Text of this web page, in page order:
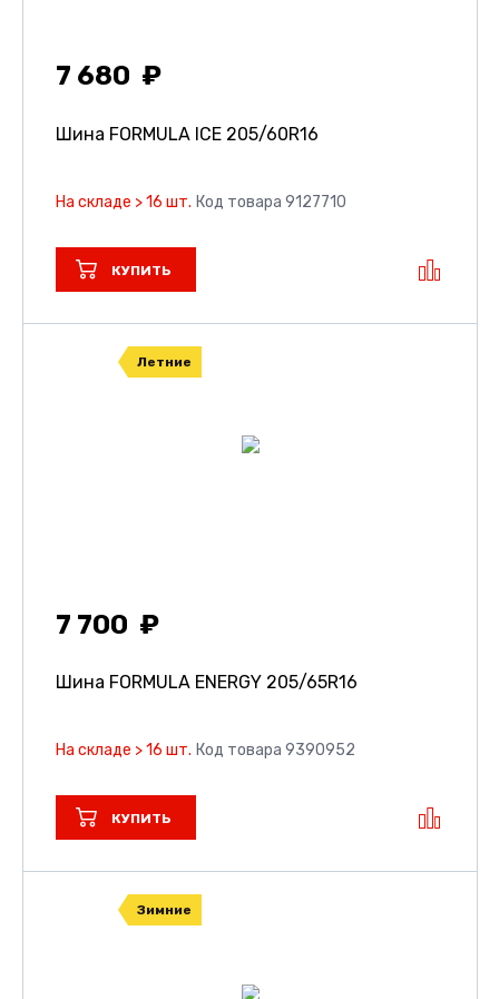
7 680
Шина FORMULA ICE 205/60R16
На складе > 16 шт. Код товара 9127710
КУПИТЬ
Летние
7 700
Шина FORMULA ENERGY 205/65R16
На складе > 16 шт. Код товара 9390952
КУПИТЬ
Зимние